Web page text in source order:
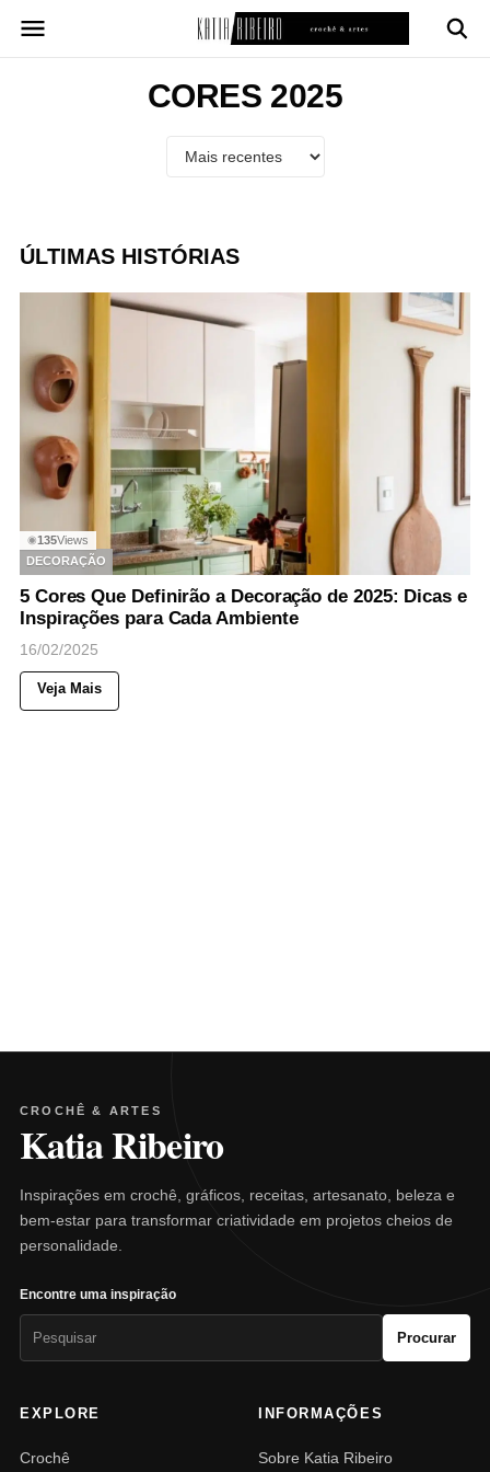
para
CORES 2025
ÚLTIMAS HISTÓRIAS
◉135Views
DECORAÇÃO
5 Cores Que Definirão a Decoração de 2025: Dicas e
Inspirações para Cada Ambiente
16/02/2025
Veja Mais
CROCHÊ & ARTES
Katia Ribeiro
Inspirações em crochê, gráficos, receitas, artesanato, beleza e
bem-estar para transformar criatividade em projetos cheios de
personalidade.
Encontre uma inspiração
Procurar
EXPLORE
Crochê
INFORMAÇÕES
Sobre Katia Ribeiro